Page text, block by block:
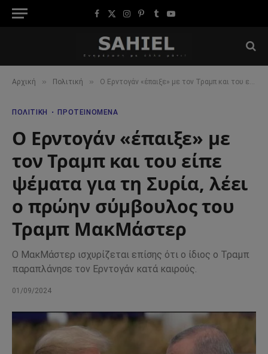
Facebook
X
Instagram
Pinterest
TumblrYouTube
Αρχική » Πολιτική » Ο Ερντογάν «έπαιξε» με τον Τραμπ και του είπε ψέματα για τη Συρία, λέει ο πρώην σύμβουλος του Τραμπ ΜακΜάστερ
ΠΟΛΙΤΙΚΉ ΠΡΟΤΕΙΝΌΜΕΝΑ
Ο Ερντογάν «έπαιξε» με
τον Τραμπ και του είπε
ψέματα για τη Συρία, λέει
ο πρώην σύμβουλος του
Τραμπ ΜακΜάστερ
Ο ΜακΜάστερ ισχυρίζεται επίσης ότι ο ίδιος ο Τραμπ
παραπλάνησε τον Ερντογάν κατά καιρούς.
01/09/2024